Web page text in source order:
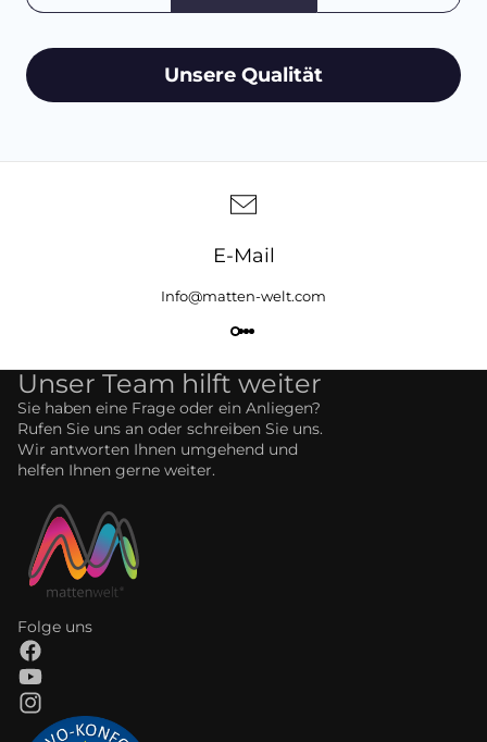
Unsere Qualität
E-Mail
Info@matten-welt.com
Unser Team hilft weiter
Sie haben eine Frage oder ein Anliegen?
Rufen Sie uns an oder schreiben Sie uns.
Wir antworten Ihnen umgehend und
helfen Ihnen gerne weiter.
Folge uns